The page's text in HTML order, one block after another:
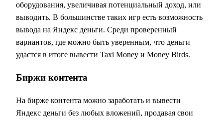
оборудования, увеличивая потенциальный доход, или
выводить. В большинстве таких игр есть возможность
вывода на Яндекс деньги. Среди проверенный
вариантов, где можно быть уверенным, что деньги
удастся в итоге вывести Taxi Money и Money Birds.
Биржи контента
На бирже контента можно заработать и вывести
Яндекс деньги без любых вложений, продавая свои